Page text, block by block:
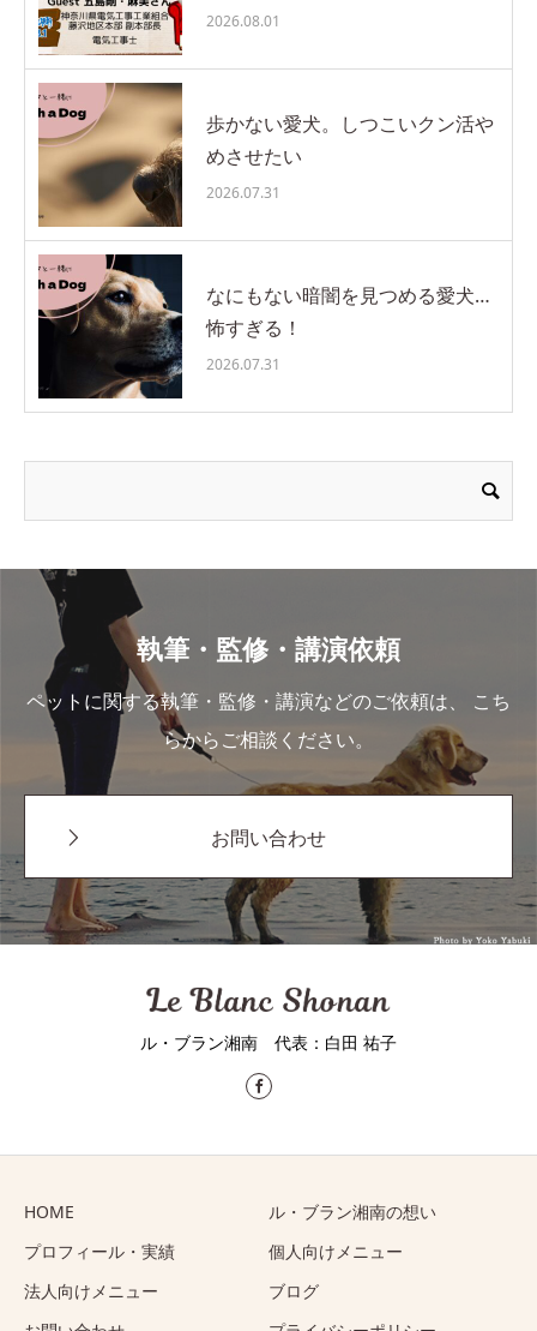
2026.08.01
歩かない愛犬。しつこいクン活や
めさせたい
2026.07.31
なにもない暗闇を見つめる愛犬…
怖すぎる！
2026.07.31
執筆・監修・講演依頼
ペットに関する執筆・監修・講演などのご依頼は、 こち
らからご相談ください。
お問い合わせ
ル・ブラン湘南 代表：⽩⽥ 祐⼦
HOME
ル・ブラン湘南の想い
プロフィール・実績
個人向けメニュー
法人向けメニュー
ブログ